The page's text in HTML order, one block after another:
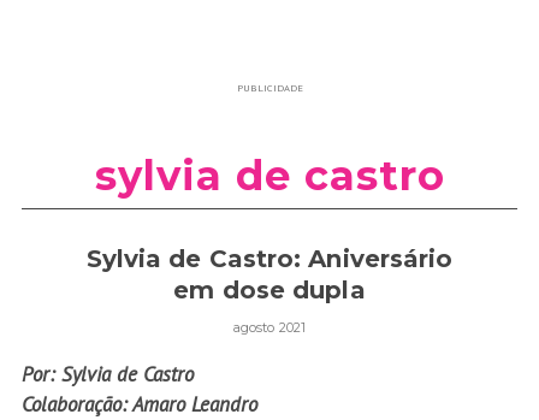
PUBLICIDADE
sylvia de castro
Sylvia de Castro: Aniversário
em dose dupla
agosto 2021
Por: Sylvia de Castro
Colaboração: Amaro Leandro